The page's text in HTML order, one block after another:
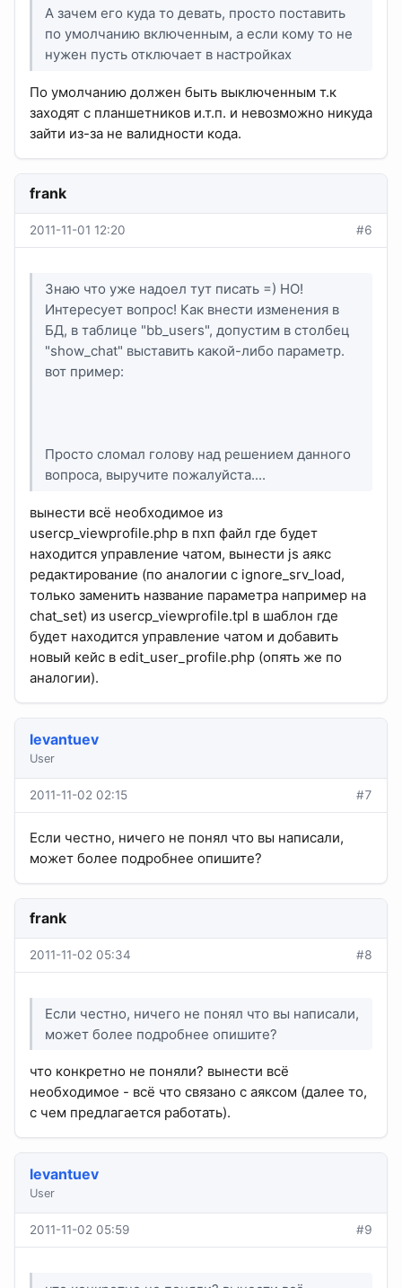
А зачем его куда то девать, просто поставить
по умолчанию включенным, а если кому то не
нужен пусть отключает в настройках
По умолчанию должен быть выключенным т.к
заходят с планшетников и.т.п. и невозможно никуда
зайти из-за не валидности кода.
frank
2011-11-01 12:20 #6
Знаю что уже надоел тут писать =) НО!
Интересует вопрос! Как внести изменения в
БД, в таблице "bb_users", допустим в столбец
"show_chat" выставить какой-либо параметр.
вот пример:
Просто сломал голову над решением данного
вопроса, выручите пожалуйста....
вынести всё необходимое из
usercp_viewprofile.php в пхп файл где будет
находится управление чатом, вынести js аякс
редактирование (по аналогии с ignore_srv_load,
только заменить название параметра например на
chat_set) из usercp_viewprofile.tpl в шаблон где
будет находится управление чатом и добавить
новый кейс в edit_user_profile.php (опять же по
аналогии).
levantuev
User
2011-11-02 02:15 #7
Если честно, ничего не понял что вы написали,
может более подробнее опишите?
frank
2011-11-02 05:34 #8
Если честно, ничего не понял что вы написали,
может более подробнее опишите?
что конкретно не поняли? вынести всё
необходимое - всё что связано с аяксом (далее то,
с чем предлагается работать).
levantuev
User
2011-11-02 05:59 #9